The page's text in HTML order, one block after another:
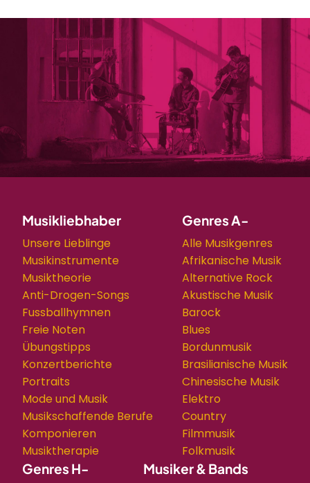
Musikliebhaber
Unsere Lieblinge
Musikinstrumente
Musiktheorie
Anti-Drogen-Songs
Fussballhymnen
Freie Noten
Übungstipps
Konzertberichte
Portraits
Mode und Musik
Musikschaffende Berufe
Komponieren
Musiktherapie
Genres A-
Alle Musikgenres
Afrikanische Musik
Alternative Rock
Akustische Musik
Barock
Blues
Bordunmusik
Brasilianische Musik
Chinesische Musik
Elektro
Country
Filmmusik
Folkmusik
Genres H- Musiker & Bands